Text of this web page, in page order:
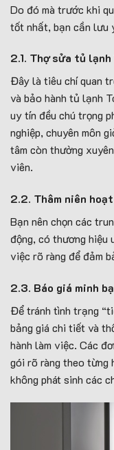
Do đó mà trước khi
tốt nhất, bạn cần lưu
2.1. Thợ sửa tủ
Đây là tiêu chí quan
và bảo hành tủ lạnh
uy tín đều chú trọng
nghiệp, chuyên môn
tâm còn thường
viên.
2.2. Thâm niên
Bạn nên chọn các
động, có thương
việc rõ ràng để đảm
2.3. Báo giá minh
Để tránh tình trạng
bảng giá chi tiết và
hành làm việc. Các
gói rõ ràng theo từng
không phát sinh các